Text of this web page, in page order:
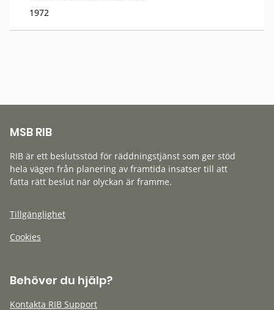
1972
MSB RIB
RIB är ett beslutsstöd för räddningstjänst som ger stöd
hela vägen från planering av framtida insatser till att
fatta rätt beslut när olyckan är framme.
Tillgänglighet
Cookies
Behöver du hjälp?
Kontakta RIB Support